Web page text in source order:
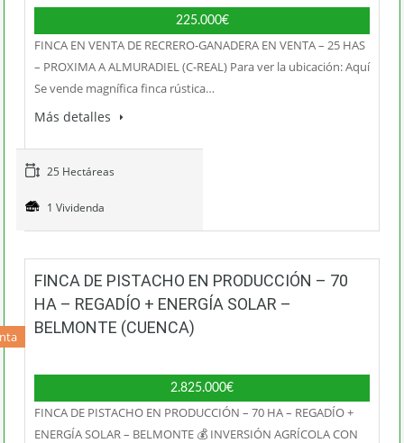
225.000€
FINCA EN VENTA DE RECRERO-GANADERA EN VENTA – 25 HAS
– PROXIMA A ALMURADIEL (C-REAL) Para ver la ubicación: Aquí
Se vende magnífica finca rústica…
Más detalles
25 Hectáreas
1 Vividenda
FINCA DE PISTACHO EN PRODUCCIÓN – 70
HA – REGADÍO + ENERGÍA SOLAR –
BELMONTE (CUENCA)
2.825.000€
FINCA DE PISTACHO EN PRODUCCIÓN – 70 HA – REGADÍO +
ENERGÍA SOLAR – BELMONTE 💰 INVERSIÓN AGRÍCOLA CON